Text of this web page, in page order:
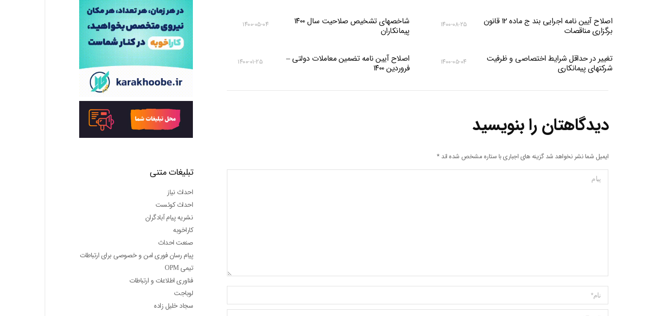
اصلاح آیین نامه اجرایی بند ج ماده ۱۲ قانون
برگزاری مناقصات
۱۴۰۰-۰۸-۲۵
شاخصهای تشخیص صلاحیت سال ۱۴۰۰
پیمانکاران
۱۴۰۰-۰۵-۰۴
تغییر در حداقل شرایط اختصاصی و ظرفیت
شرکتهای پیمانکاری
۱۴۰۰-۰۵-۰۴
اصلاح آیین نامه تضمین معاملات دولتی –
فروردین ۱۴۰۰
۱۴۰۰-۰۱-۲۵
دیدگاهتان را بنویسید
ایمیل شما نشر نخواهد شد گزینه های اجباری با ستاره مشخص شده اند*
پیام
Name *
تبلیغات متنی
احداث نیاز
احداث کوئست
نشریه پیام آبادگران
کاراخوبه
صنعت احداث
پیام رسان فوری امن و خصوصی برای ارتباطات
تیمی OPM
فناوری اطلاعات و ارتباطات
لوباجت
سجاد خلیل زاده